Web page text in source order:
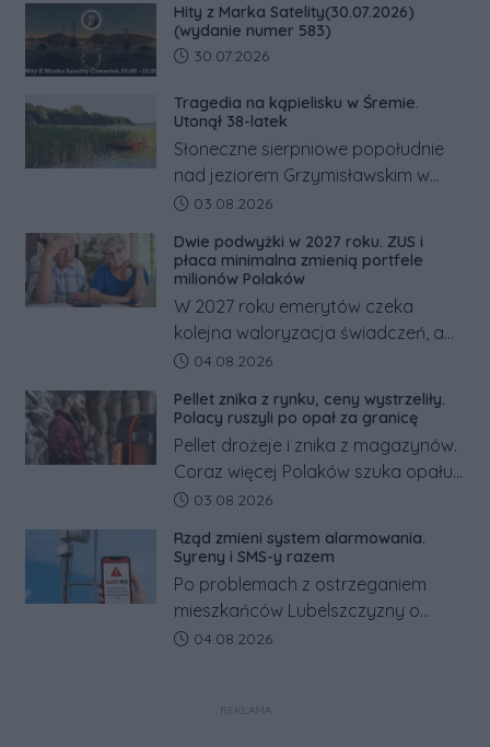
zachodem.
Hity z Marka Satelity(30.07.2026)
(wydanie numer 583)
Data dodania artykułu:
30.07.2026
Tragedia na kąpielisku w Śremie.
Utonął 38-latek
Słoneczne sierpniowe popołudnie
nad jeziorem Grzymisławskim w
powiecie śremskim zakończyło się
odwrócić nawet natychmiastowe
działania służb ratunkowych.
Data dodania artykułu:
03.08.2026
Dwie podwyżki w 2027 roku. ZUS i
płaca minimalna zmienią portfele
milionów Polaków
W 2027 roku emerytów czeka
kolejna waloryzacja świadczeń, a
pracowników podwyżka płacy
tym zmianom zyskają.
Data dodania artykułu:
04.08.2026
Pellet znika z rynku, ceny wystrzeliły.
Polacy ruszyli po opał za granicę
Pellet drożeje i znika z magazynów.
Coraz więcej Polaków szuka opału
za granicą, gdzie bywa nawet
Co się dzieje?
Data dodania artykułu:
03.08.2026
Rząd zmieni system alarmowania.
Syreny i SMS-y razem
Po problemach z ostrzeganiem
mieszkańców Lubelszczyzny o
rosyjskim zagrożeniu rząd
w jeden system.
Data dodania artykułu:
04.08.2026
REKLAMA